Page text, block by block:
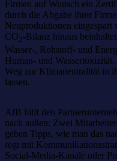
Firmen auf Wunsch ein
durch die Abgabe ihrer
Neuproduktionen
CO2-Bilanz hinaus
Wasser-, Rohstoff- und
Human- und
Weg zur Klimaneutralität in
lassen.
AfB hilft den
nach außen: Zwei
geben Tipps, wie man das
regt mit
Social-Media-Kanäle oder